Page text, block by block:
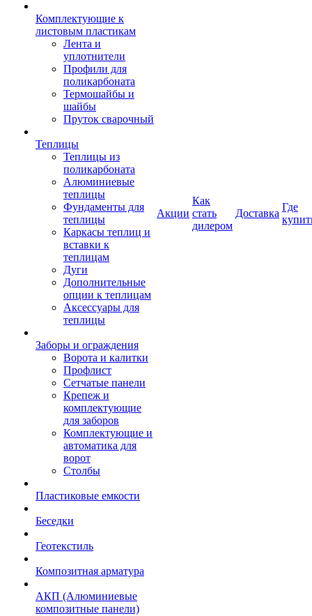
Комплектующие к
листовым пластикам
Лента и
уплотнители
Профили для
поликарбоната
Термошайбы и
шайбы
Пруток сварочный
Теплицы
Теплицы из
поликарбоната
Алюминиевые
теплицы
Фундаменты для
теплицы
Каркасы теплиц и
вставки к
теплицам
Дуги
Дополнительные
опции к теплицам
Аксессуары для
теплицы
Заборы и ограждения
Ворота и калитки
Профлист
Сетчатые панели
Крепеж и
комплектующие
для заборов
Комплектующие и
автоматика для
ворот
Столбы
Пластиковые емкости
Беседки
Геотекстиль
Композитная арматура
АКП (Алюминиевые
композитные панели)
Акции
Как
стать
дилером
Доставка
Где